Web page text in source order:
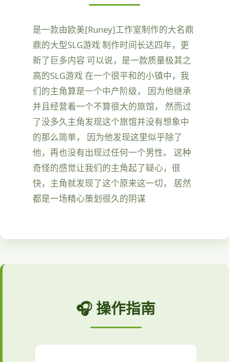
是一款由欧美[Runey]工作室制作的大名鼎
鼎的大型SLG游戏 制作时间长达四年，更
新了巨多内容 可以说，是一款质量极其之
高的SLG游戏 在一个很平和的小镇中，我
们的主角算是一个中产阶级， 因为他继承
并且经营着一个不算很大的旅馆， 然而过
了没多久主角发现这个旅馆并没有想象中
的那么简单， 因为他发现这里似乎除了
他，再也没有出现过任何一个男性。 这种
奇怪的感觉让我们的主角起了疑心，很
快，主角就发现了这个原来这一切， 居然
都是一场精心策划很久的阴谋
🎧 操作指南